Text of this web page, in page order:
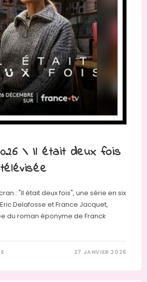
\ Il était deux fois
: "Il était deux fois", une série en six
Delafosse et France Jacquet,
du roman éponyme de Franck
27 JANVIER 2026